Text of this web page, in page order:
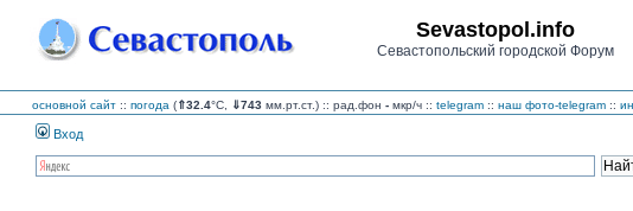
Sevastopol.info
Севастопольский городской Форум
основной сайт :: погода (⇑32.4°C, ⇓743 мм.рт.ст.) :: рад.фон - мкр/ч :: telegram :: наш фото-telegram ::
Вход